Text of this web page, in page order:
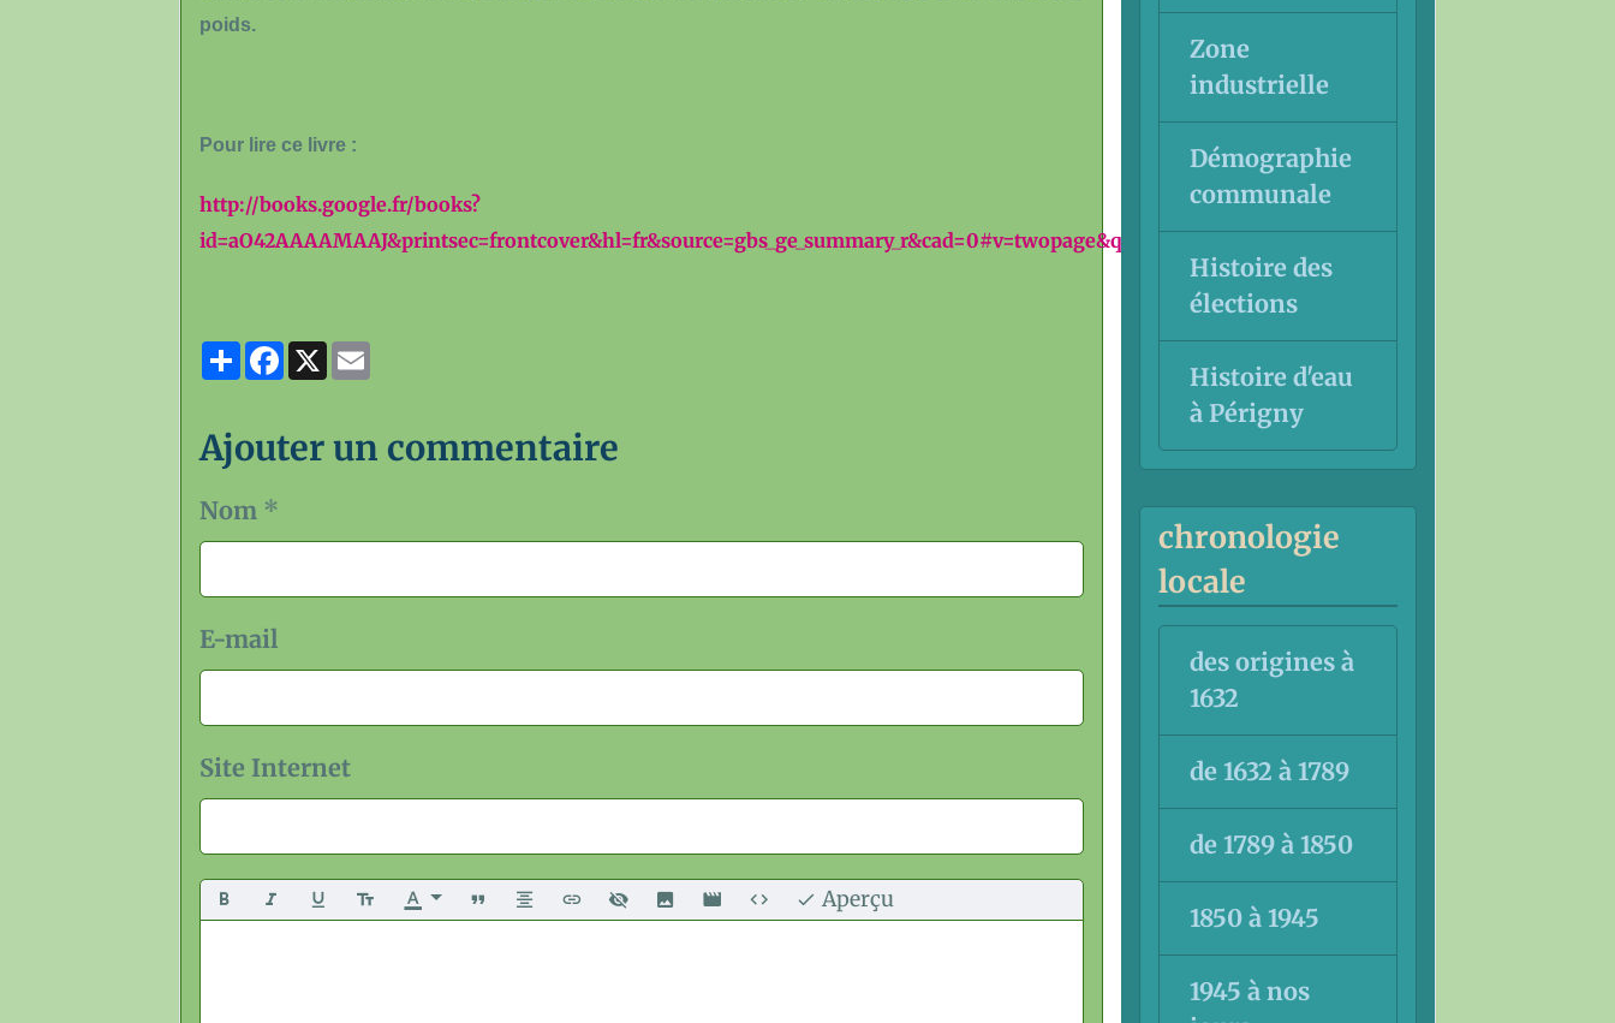
poids.
Pour lire ce livre :
http://books.google.fr/books?
id=aO42AAAAMAAJ&printsec=frontcover&hl=fr&source=gbs_ge_summary_r&cad=0#v=twopage&q&f=false
Partager
Facebook
X
Ajouter un commentaire
Nom
E-mail
Site Internet
Aperçu
Zone
industrielle
Démographie
communale
Histoire des
élections
Histoire d'eau
à Périgny
chronologie
locale
des origines à
1632
de 1632 à 1789
de 1789 à 1850
1850 à 1945
1945 à nos